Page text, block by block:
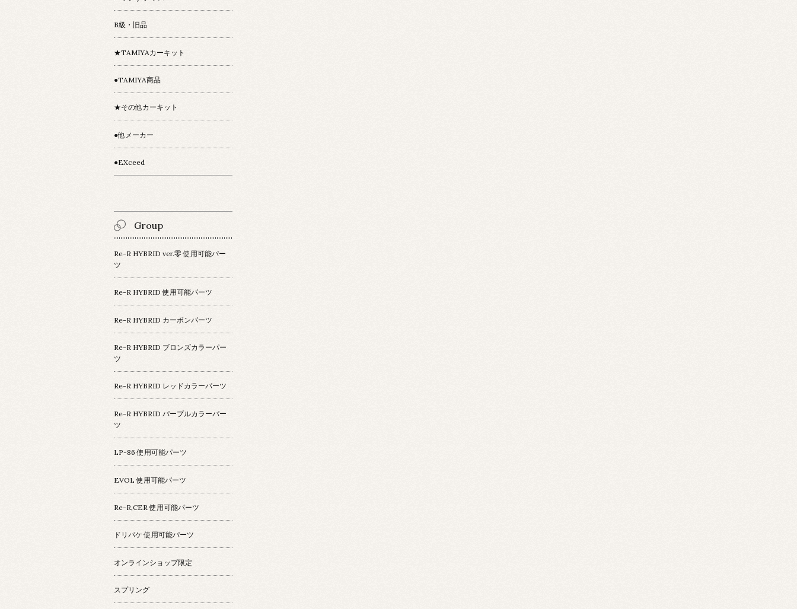
B級・旧品
★TAMIYAカーキット
●TAMIYA商品
★その他カーキット
●他メーカー
●EXceed
Group
Re-R HYBRID ver.零 使用可能パー
ツ
Re-R HYBRID 使用可能パーツ
Re-R HYBRID カーボンパーツ
Re-R HYBRID ブロンズカラーパー
ツ
Re-R HYBRID レッドカラーパーツ
Re-R HYBRID パープルカラーパー
ツ
LP-86 使用可能パーツ
EVOL 使用可能パーツ
Re-R,CER 使用可能パーツ
ドリパケ 使用可能パーツ
オンラインショップ限定
スプリング